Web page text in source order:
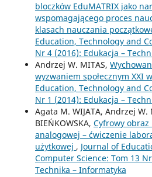
bloczków EduMATRIX jako
wspomagającego proces
klasach nauczania
Education, Technology and
Nr 4 (2016): Edukacja –
Andrzej W. MITAS,
wyzwaniem społecznym XXI
Education, Technology and
Nr 1 (2014): Edukacja –
Agata M. WIJATA, Andrzej W.
BIEŃKOWSKA, Cyfrowy obraz
analogowej – ćwiczenie
użytkowej , Journal of
Computer Science: Tom 13
Technika – Informatyka